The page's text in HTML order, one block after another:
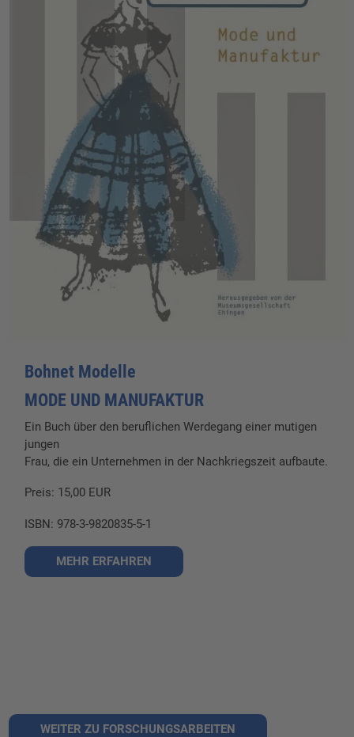
Bohnet Modelle
MODE UND MANUFAKTUR
Ein Buch über den beruflichen Werdegang einer mutigen
jungen
Frau, die ein Unternehmen in der Nachkriegszeit aufbaute.
Preis: 15,00 EUR
ISBN: 978-3-9820835-5-1
MEHR ERFAHREN
WEITER ZU FORSCHUNGSARBEITEN